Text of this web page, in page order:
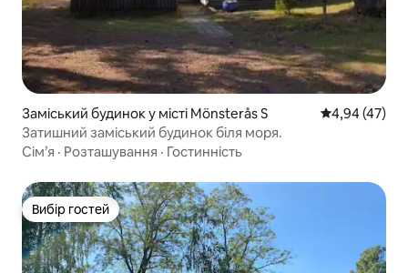
Заміський будинок у місті Mönsterås S Середня
4,94 (47)
Затишний заміський будинок біля моря.
Сім’я · Розташування · Гостинність
Вибір гостей
Вибір гостей